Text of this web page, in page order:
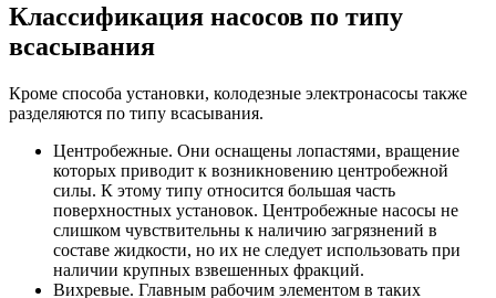
Классификация насосов по типу
всасывания
Кроме способа установки, колодезные электронасосы также
разделяются по типу всасывания.
Центробежные. Они оснащены лопастями, вращение
которых приводит к возникновению центробежной
силы. К этому типу относится большая часть
поверхностных установок. Центробежные насосы не
слишком чувствительны к наличию загрязнений в
составе жидкости, но их не следует использовать при
наличии крупных взвешенных фракций.
Вихревые. Главным рабочим элементом в таких